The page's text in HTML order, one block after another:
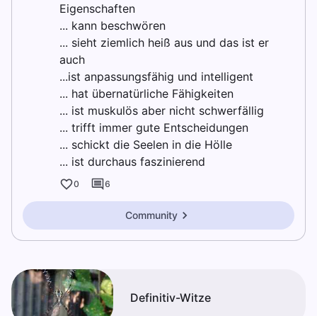
Eigenschaften
... kann beschwören
... sieht ziemlich heiß aus und das ist er
auch
...ist anpassungsfähig und intelligent
... hat übernatürliche Fähigkeiten
... ist muskulös aber nicht schwerfällig
... trifft immer gute Entscheidungen
... schickt die Seelen in die Hölle
... ist durchaus faszinierend
0 6
Community
Definitiv-Witze